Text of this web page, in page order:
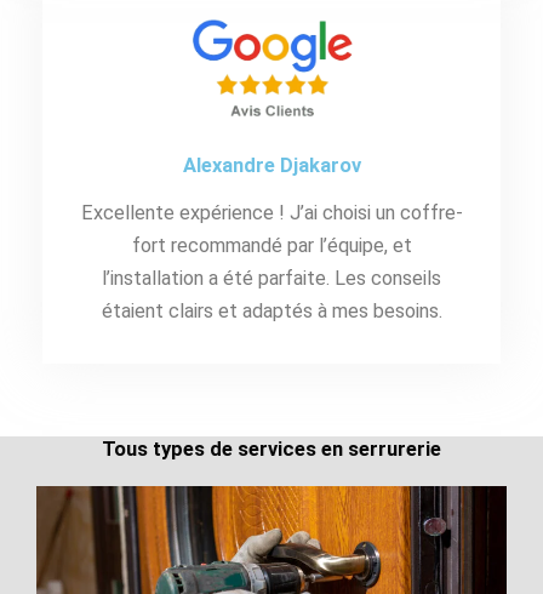
Alexandre Djakarov
Excellente expérience ! J’ai choisi un coffre-
fort recommandé par l’équipe, et
l’installation a été parfaite. Les conseils
étaient clairs et adaptés à mes besoins.
Tous types de services en serrurerie